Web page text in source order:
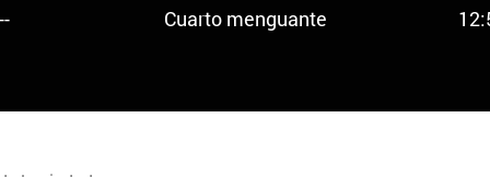
Cuarto menguante